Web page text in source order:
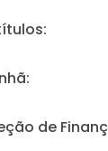
de